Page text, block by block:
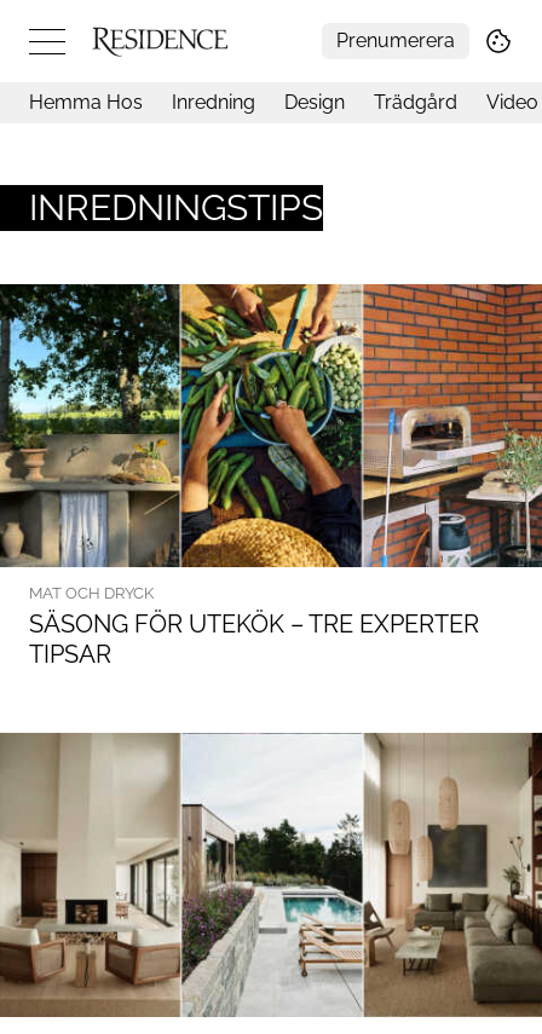
Prenumerera
Konst
Design
Inredning
Livsstil
Resor
Mat & Dryck
Influencers
Mer
Hemma Hos Inredning Design Trädgård Video
INREDNINGSTIPS
MAT OCH DRYCK
SÄSONG FÖR UTEKÖK – TRE EXPERTER
TIPSAR